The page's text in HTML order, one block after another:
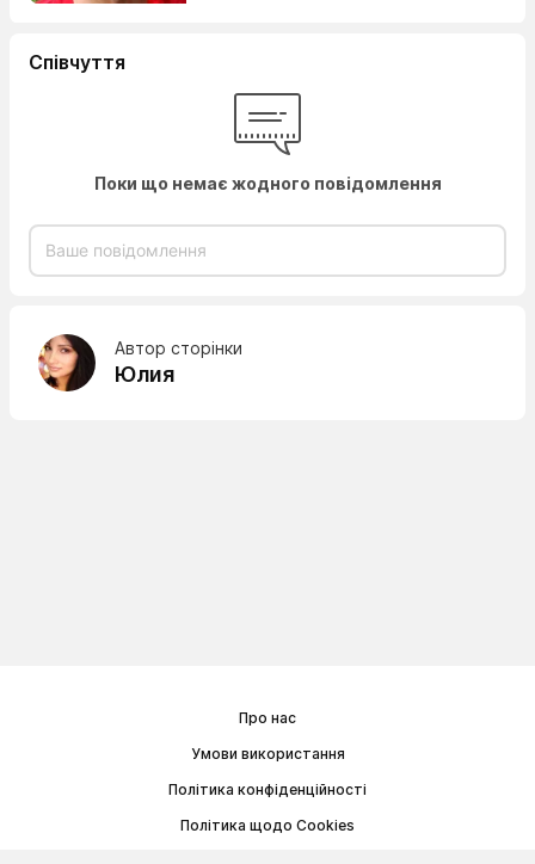
Співчуття
Поки що немає жодного повідомлення
Автор сторінки
Юлия
Про нас
Умови використання
Політика конфіденційності
Політика щодо Cookies